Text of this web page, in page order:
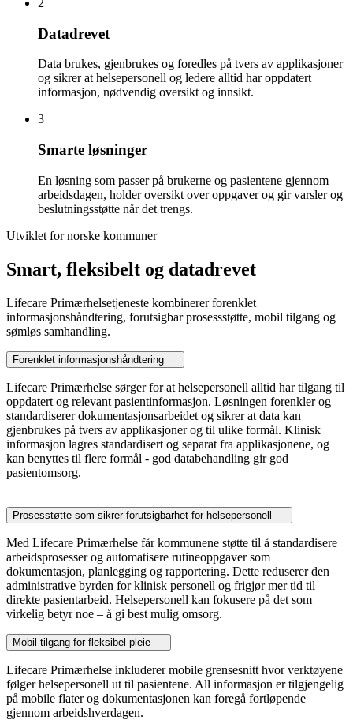
Datadrevet
Data brukes, gjenbrukes og foredles på tvers av applikasjoner
og sikrer at helsepersonell og ledere alltid har oppdatert
informasjon, nødvendig oversikt og innsikt.
3
Smarte løsninger
En løsning som passer på brukerne og pasientene gjennom
arbeidsdagen, holder oversikt over oppgaver og gir varsler og
beslutningsstøtte når det trengs.
Utviklet for norske kommuner
Smart, fleksibelt og datadrevet
Lifecare Primærhelsetjeneste kombinerer forenklet
informasjonshåndtering, forutsigbar prosessstøtte, mobil tilgang og
sømløs samhandling.
Forenklet informasjonshåndtering
Lifecare Primærhelse sørger for at helsepersonell alltid har tilgang til
oppdatert og relevant pasientinformasjon. Løsningen forenkler og
standardiserer dokumentasjonsarbeidet og sikrer at data kan
gjenbrukes på tvers av applikasjoner og til ulike formål. Klinisk
informasjon lagres standardisert og separat fra applikasjonene, og
kan benyttes til flere formål - god databehandling gir god
pasientomsorg.
Prosesstøtte som sikrer forutsigbarhet for helsepersonell
Med Lifecare Primærhelse får kommunene støtte til å standardisere
arbeidsprosesser og automatisere rutineoppgaver som
dokumentasjon, planlegging og rapportering. Dette reduserer den
administrative byrden for klinisk personell og frigjør mer tid til
direkte pasientarbeid. Helsepersonell kan fokusere på det som
virkelig betyr noe – å gi best mulig omsorg.
Mobil tilgang for fleksibel pleie
Lifecare Primærhelse inkluderer mobile grensesnitt hvor verktøyene
følger helsepersonell ut til pasientene. All informasjon er tilgjengelig
på mobile flater og dokumentasjonen kan foregå fortløpende
gjennom arbeidshverdagen.